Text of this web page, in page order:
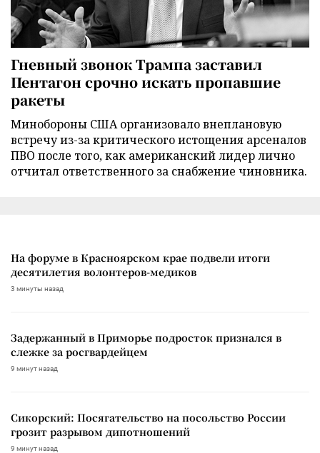
Гневный звонок Трампа заставил
Пентагон срочно искать пропавшие
ракеты
Минобороны США организовало внеплановую
встречу из-за критического истощения арсеналов
ПВО после того, как американский лидер лично
отчитал ответственного за снабжение чиновника.
На форуме в Красноярском крае подвели итоги
десятилетия волонтеров-медиков
3 минуты назад
Задержанный в Приморье подросток признался в
слежке за росгвардейцем
9 минут назад
Сикорский: Посягательство на посольство России
грозит разрывом дипотношений
9 минут назад